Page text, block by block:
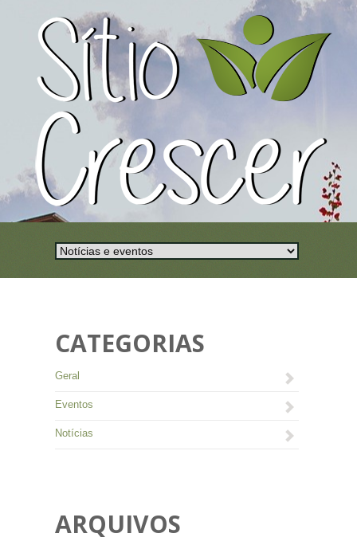
CATEGORIAS
Geral
Eventos
Notícias
ARQUIVOS